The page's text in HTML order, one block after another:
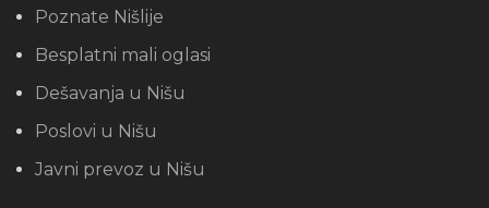
Poznate Nišlije
Besplatni mali oglasi
Dešavanja u Nišu
Poslovi u Nišu
Javni prevoz u Nišu